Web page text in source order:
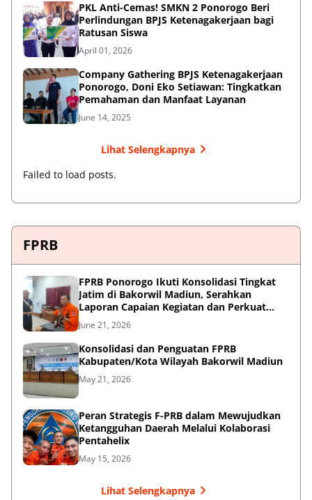
PKL Anti-Cemas! SMKN 2 Ponorogo Beri
Perlindungan BPJS Ketenagakerjaan bagi
Ratusan Siswa
April 01, 2026
Company Gathering BPJS Ketenagakerjaan
Ponorogo, Doni Eko Setiawan: Tingkatkan
Pemahaman dan Manfaat Layanan
June 14, 2025
Lihat Selengkapnya
Failed to load posts.
FPRB
FPRB Ponorogo Ikuti Konsolidasi Tingkat
Jatim di Bakorwil Madiun, Serahkan
Laporan Capaian Kegiatan dan Perkuat
Sinergi Pentahelix
June 21, 2026
Konsolidasi dan Penguatan FPRB
Kabupaten/Kota Wilayah Bakorwil Madiun
May 21, 2026
Peran Strategis F-PRB dalam Mewujudkan
Ketangguhan Daerah Melalui Kolaborasi
Pentahelix
May 15, 2026
Lihat Selengkapnya